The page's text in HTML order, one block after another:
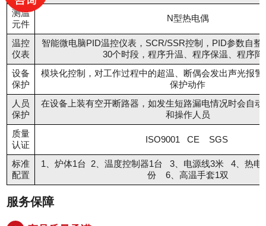
测温
元件
N型热电偶
温控
仪表
智能微电脑PID温控仪表，SCR/SSR控制，PID参数自整
30个时段，程序升温、程序保温、程序降
设备
保护
模块化控制，对工作过程中的超温、断偶会发出声光报
保护动作
人员
保护
在设备上装有空开断路器，如发生短路漏电情况时会自
和操作人员
质量
认证
ISO9001 CE SGS
标准
配置
1、炉体1台 2、温度控制器1台 3、电源线3米 4、热电
份 6、高温手套1双
服务保障